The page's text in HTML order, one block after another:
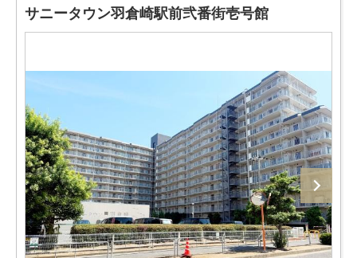
サニータウン羽倉崎駅前弐番街壱号館